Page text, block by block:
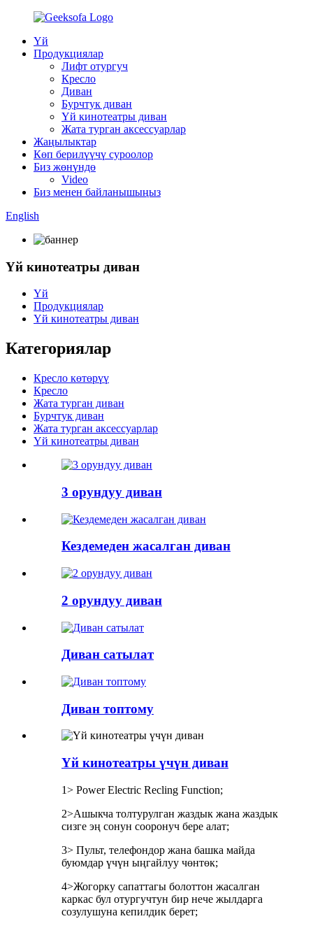
Үй
Продукциялар
Лифт отургуч
Кресло
Диван
Бурчтук диван
Үй кинотеатры диван
Жата турган аксессуарлар
Жаңылыктар
Көп берилүүчү суроолор
Биз жөнүндө
Video
Биз менен байланышыңыз
English
Үй кинотеатры диван
Үй
Продукциялар
Үй кинотеатры диван
Категориялар
Кресло көтөрүү
Кресло
Жата турган диван
Бурчтук диван
Жата турган аксессуарлар
Үй кинотеатры диван
3 орундуу диван
Кездемеден жасалган диван
2 орундуу диван
Диван сатылат
Диван топтому
Үй кинотеатры үчүн диван
1> Power Electric Recling Function;
2>Ашыкча толтурулган жаздык жана жаздык
сизге эң сонун сооронуч бере алат;
3> Пульт, телефондор жана башка майда
буюмдар үчүн ыңгайлуу чөнтөк;
4>Жогорку сапаттагы болоттон жасалган
каркас бул отургучтун бир нече жылдарга
созулушуна кепилдик берет;